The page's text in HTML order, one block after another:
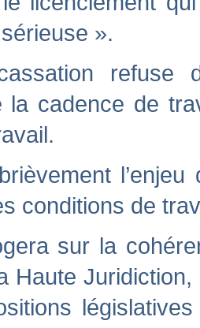
».
refuse
la cadence de
conditions de
sur la
Haute